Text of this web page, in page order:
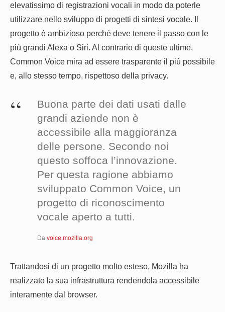
elevatissimo di registrazioni vocali in modo da poterle
utilizzare nello sviluppo di progetti di sintesi vocale. Il
progetto è ambizioso perché deve tenere il passo con le
più grandi Alexa o Siri. Al contrario di queste ultime,
Common Voice mira ad essere trasparente il più possibile
e, allo stesso tempo, rispettoso della privacy.
Buona parte dei dati usati dalle
grandi aziende non è
accessibile alla maggioranza
delle persone. Secondo noi
questo soffoca l’innovazione.
Per questa ragione abbiamo
sviluppato Common Voice, un
progetto di riconoscimento
vocale aperto a tutti.
Da voice.mozilla.org
Trattandosi di un progetto molto esteso, Mozilla ha
realizzato la sua infrastruttura rendendola accessibile
interamente dal browser.